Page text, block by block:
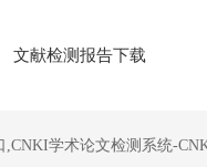
文献检测报告下载
,CNKI学术论文检测系统-